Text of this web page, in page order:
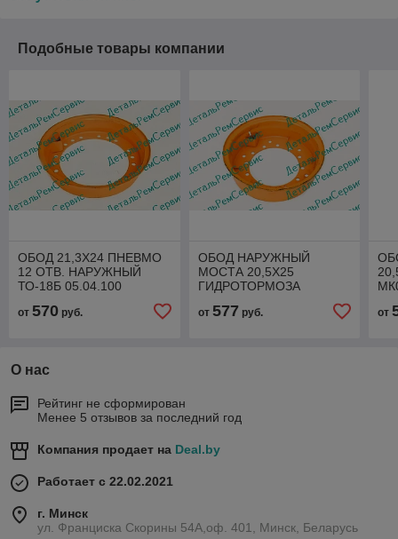
Подобные товары компании
ОБОД 21,3Х24 ПНЕВМО
12 ОТВ. НАРУЖНЫЙ
ТО-18Б 05.04.100
от 570 руб.
ОБОД НАРУЖНЫЙ
МОСТА 20,5Х25
ГИДРОТОРМОЗА
МК05.01.100Д(ТО-28А.05.04.100)
от 577 руб. от
О нас
Рейтинг не сформирован
Менее 5 отзывов за последний год
Компания продает на Deal.by
Работает с 22.02.2021
г. Минск
ул. Франциска Скорины 54А,оф. 401, Минск, Беларусь